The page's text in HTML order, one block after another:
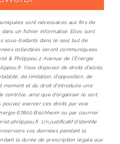
sont nécessaires aux fins de
un fichier informatisé. Elles sont
sous-traitants dans le seul but de
collectées seront communiquées
& Philippou 2 Avenue de l'Énergie
Vous disposez de droits d’accès,
de limitation, d’opposition, de
moment et du droit d’introduire une
contrôle, ainsi que d’organiser le sort
exercer ces droits par voie
67800 Bischheim ou par courrier
philippou.fr. Un justificatif d'identité
vos données pendant la
la durée de prescription légale aux